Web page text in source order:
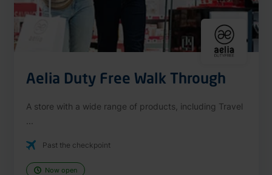
Aelia Duty Free Walk Through
A store with a wide range of products, including Travel
Past the checkpoint
Now open